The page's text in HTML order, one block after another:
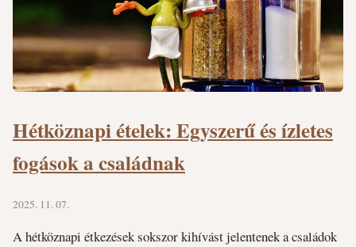
Hétköznapi ételek: Egyszerű és ízletes
fogások a családnak
2025. 11. 07.
A hétköznapi étkezések sokszor kihívást jelentenek a családok